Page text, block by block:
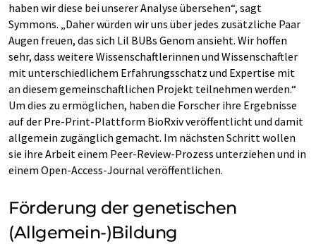
haben wir diese bei unserer Analyse übersehen“, sagt
Symmons. „Daher würden wir uns über jedes zusätzliche Paar
Augen freuen, das sich Lil BUBs Genom ansieht. Wir hoffen
sehr, dass weitere Wissenschaftlerinnen und Wissenschaftler
mit unterschiedlichem Erfahrungsschatz und Expertise mit
an diesem gemeinschaftlichen Projekt teilnehmen werden.“
Um dies zu ermöglichen, haben die Forscher ihre Ergebnisse
auf der Pre-Print-Plattform BioRxiv veröffentlicht und damit
allgemein zugänglich gemacht. Im nächsten Schritt wollen
sie ihre Arbeit einem Peer-Review-Prozess unterziehen und in
einem Open-Access-Journal veröffentlichen.
Förderung der genetischen
(Allgemein-)Bildung